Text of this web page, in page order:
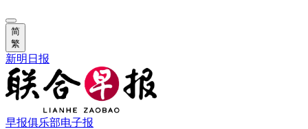
简
繁
新明日报
早报俱乐部电子报